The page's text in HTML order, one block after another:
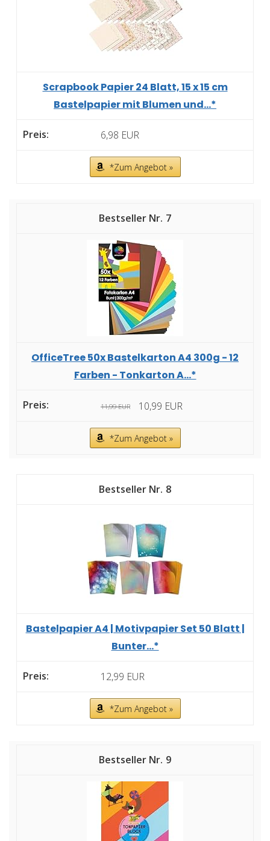
Scrapbook Papier 24 Blatt, 15 x 15 cm
Bastelpapier mit Blumen und...*
6,98 EUR
*Zum Angebot »
7
OfficeTree 50x Bastelkarton A4 300g - 12
Farben - Tonkarton A...*
11,99 EUR 10,99 EUR
*Zum Angebot »
8
Bastelpapier A4 | Motivpapier Set 50 Blatt |
Bunter...*
12,99 EUR
*Zum Angebot »
9